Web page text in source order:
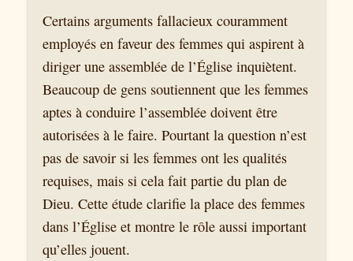
Certains arguments fallacieux couramment
employés en faveur des femmes qui aspirent à
diriger une assemblée de l’Église inquiètent.
Beaucoup de gens soutiennent que les femmes
aptes à conduire l’assemblée doivent être
autorisées à le faire. Pourtant la question n’est
pas de savoir si les femmes ont les qualités
requises, mais si cela fait partie du plan de
Dieu. Cette étude clarifie la place des femmes
dans l’Église et montre le rôle aussi important
qu’elles jouent.